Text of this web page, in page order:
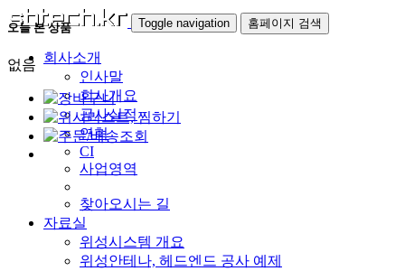
Toggle navigation 홈페이지 검색
회사소개
인사말
회사개요
공사실적
연혁
CI
사업영역
찾아오시는 길
자료실
위성시스템 개요
위성안테나, 헤드엔드 공사 예제
오늘 본 상품
없음